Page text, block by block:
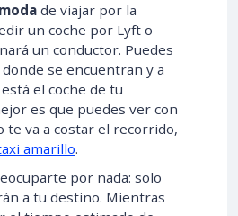
de viajar por la
un coche por Lyft o
un conductor. Puedes
se encuentran y a
el coche de tu
es que puedes ver con
te va a costar el recorrido,
amarillo.
por nada: solo
a tu destino. Mientras